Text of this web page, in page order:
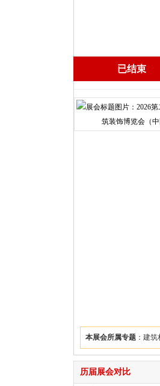
已结束
本展会所属专题 ： 建筑
历届展会对比